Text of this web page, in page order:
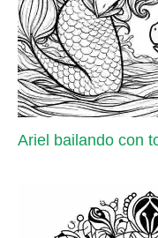
Ariel bailando con